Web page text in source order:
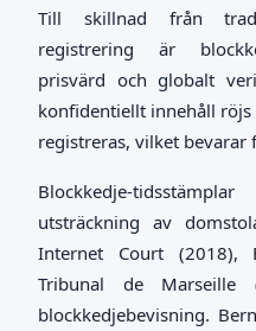
Till skillnad från
registrering är
prisvärd och globalt
konfidentiellt innehåll
registreras, vilket bevarar
Blockkedje-
utsträckning av
Internet Court (2018),
Tribunal de
blockkedjebevisning.